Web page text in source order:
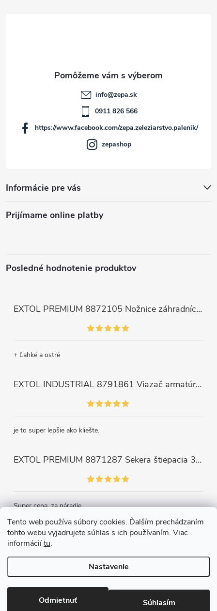
Tento web používa súbory cookies. Ďalším prechádzaním
tohto webu vyjadrujete súhlas s ich používaním. Viac
informáciítu.
Nastavenie
Odmietnuť Súhlasím
Informácie pre vás
info@zepa.sk
0911 826 566
https://www.facebook.com/zepa.zeleziarstvo.palenik/
zepashop
Prijímame online platby
Posledné hodnotenie produktov
EXTOL PREMIUM 8872105 Nožnice záhradnícke dlhé úzke, 200mm, max. prestrih Ø6mm
+ Ľahké a ostré
EXTOL INDUSTRIAL 8791861 Viazač armatúr aku Share20V, bez aku, drôt 0,8mm, oko 8-34mm, bezuhlíkový motor
je to super lepšie ako kliešte.
EXTOL PREMIUM 8871287 Sekera štiepacia 3500g, nylónová násada 910mm
Super cena, za náradie.
Copyright 2026Železiarstvo Páleník, s.r.o.. Všetky práva vyhradené.
Upraviť nastavenie cookies